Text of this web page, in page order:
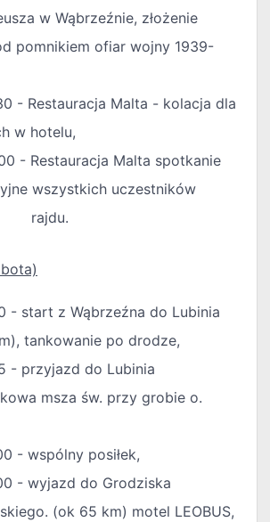
w Wąbrzeźnie, złożenie
pomnikiem ofiar wojny 1939-
- Restauracja Malta - kolacja dla
w hotelu,
- Restauracja Malta spotkanie
wszystkich uczestników
- start z Wąbrzeźna do Lubinia
tankowanie po drodze,
- przyjazd do Lubinia
msza św. przy grobie o.
- wspólny posiłek,
- wyjazd do Grodziska
(ok 65 km) motel LEOBUS,